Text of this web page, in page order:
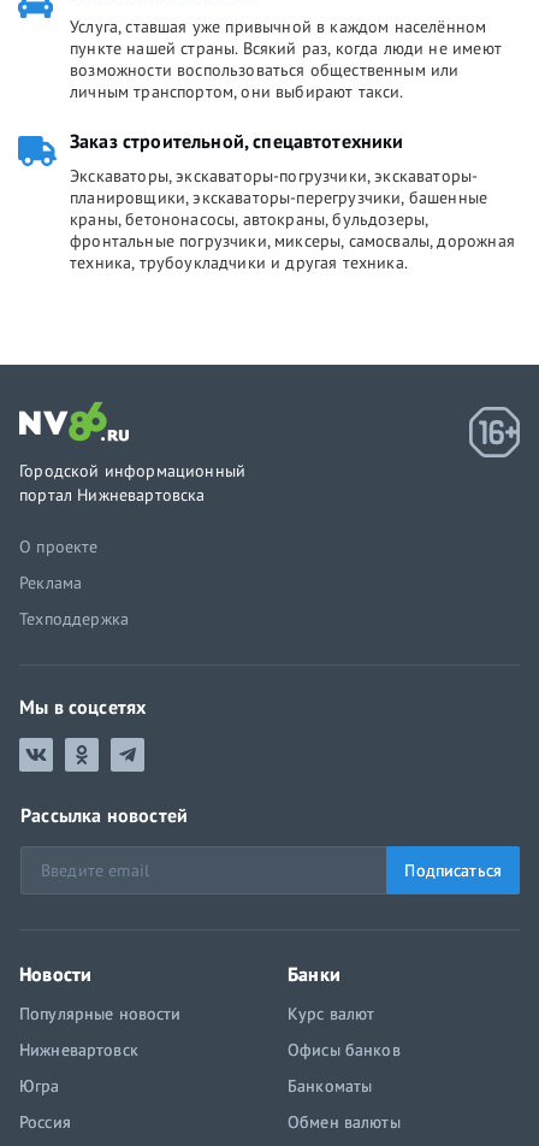
Услуга, ставшая уже привычной в каждом населённом
пункте нашей страны. Всякий раз, когда люди не имеют
возможности воспользоваться общественным или
личным транспортом, они выбирают такси.
Заказ строительной, спецавтотехники
Экскаваторы, экскаваторы-погрузчики, экскаваторы-
планировщики, экскаваторы-перегрузчики, башенные
краны, бетононасосы, автокраны, бульдозеры,
фронтальные погрузчики, миксеры, самосвалы, дорожная
техника, трубоукладчики и другая техника.
Городской информационный
портал Нижневартовска
О проекте
Реклама
Техподдержка
Мы в соцсетях
Рассылка новостей
Подписаться
Новости
Популярные новости
Нижневартовск
Югра
Россия
Банки
Курс валют
Офисы банков
Банкоматы
Обмен валюты